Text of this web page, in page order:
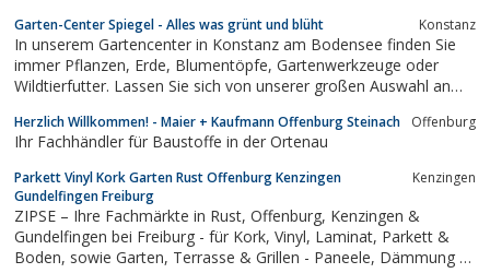
Garten-Center Spiegel - Alles was grünt und blüht Konstanz
In unserem Gartencenter in Konstanz am Bodensee finden Sie
immer Pflanzen, Erde, Blumentöpfe, Gartenwerkzeuge oder
Wildtierfutter. Lassen Sie sich von unserer großen Auswahl an
inspirieren.
Herzlich Willkommen! - Maier + Kaufmann Offenburg Steinach Offenburg
Ihr Fachhändler für Baustoffe in der Ortenau
Parkett Vinyl Kork Garten Rust Offenburg Kenzingen
Gundelfingen Freiburg
Kenzingen
ZIPSE – Ihre Fachmärkte in Rust, Offenburg, Kenzingen &
Gundelfingen bei Freiburg - für Kork, Vinyl, Laminat, Parkett &
Boden, sowie Garten, Terrasse & Grillen - Paneele, Dämmung &